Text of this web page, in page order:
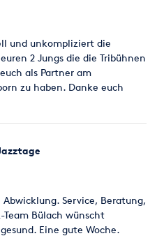
und unkompliziert die
2 Jungs die die Tribühnen
als Partner am
zu haben. Danke euch
Service, Beratung,
Team Bülach wünscht
Eine gute Woche.